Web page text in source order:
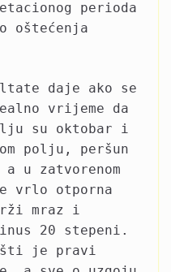
perioda
oštećenja
daje ako se
vrijeme da
su oktobar i
polju, peršun
u zatvorenom
vrlo otporna
mraz i
20 stepeni.
je pravi